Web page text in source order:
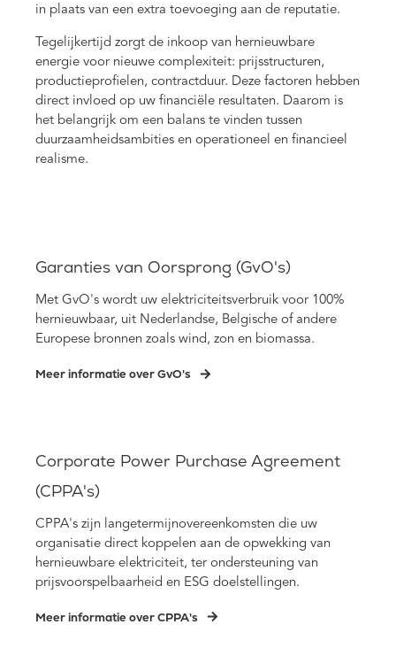
in plaats van een extra toevoeging aan de reputatie.
Tegelijkertijd zorgt de inkoop van hernieuwbare
energie voor nieuwe complexiteit: prijsstructuren,
productieprofielen, contractduur. Deze factoren hebben
direct invloed op uw financiële resultaten. Daarom is
het belangrijk om een balans te vinden tussen
duurzaamheidsambities en operationeel en financieel
realisme.
Garanties van Oorsprong (GvO's)
Met GvO's wordt uw elektriciteitsverbruik voor 100%
hernieuwbaar, uit Nederlandse, Belgische of andere
Europese bronnen zoals wind, zon en biomassa.
Meer informatie over GvO's
Corporate Power Purchase Agreement
(CPPA's)
CPPA's zijn langetermijnovereenkomsten die uw
organisatie direct koppelen aan de opwekking van
hernieuwbare elektriciteit, ter ondersteuning van
prijsvoorspelbaarheid en ESG doelstellingen.
Meer informatie over CPPA's